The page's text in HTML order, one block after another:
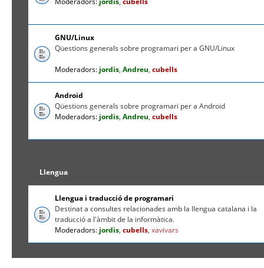
GNU/Linux
Qüestions generals sobre programari per a GNU/Linux
Moderadors: jordis,Andreu,cubells
Android
Qüestions generals sobre programari per a Android
Moderadors: jordis,Andreu,cubells
Llengua
Llengua i traducció de programari
Destinat a consultes relacionades amb la llengua catalana i la
traducció a l'àmbit de la informàtica.
Moderadors: jordis,cubells,xavivars